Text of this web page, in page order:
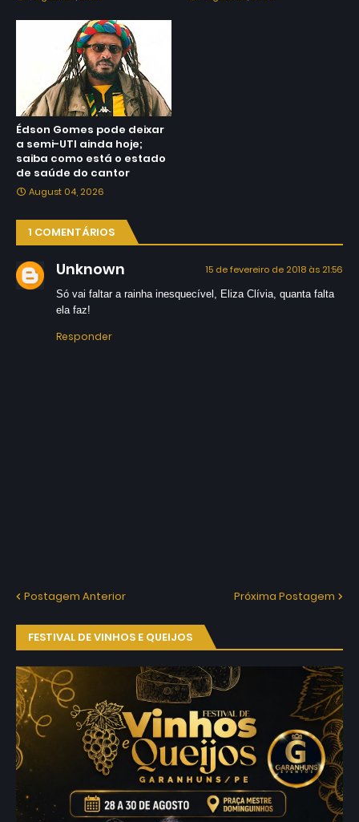
Édson Gomes pode deixar
a semi-UTI ainda hoje;
saiba como está o estado
de saúde do cantor
August 04, 2026
1 COMENTÁRIOS
Unknown 15 de fevereiro de 2018 às 21:56
Só vai faltar a rainha inesquecível, Eliza Clívia, quanta falta
ela faz!
Responder
Postagem Anterior Próxima Postagem
FESTIVAL DE VINHOS E QUEIJOS